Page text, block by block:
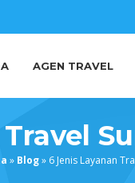
AGEN TRAVEL
» Blog» 6 Jenis Layanan